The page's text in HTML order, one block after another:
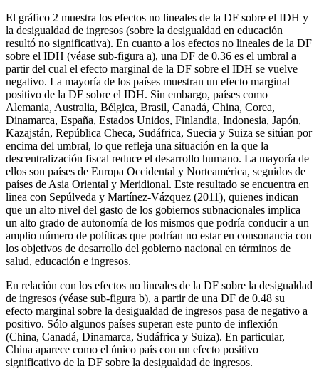
El gráfico 2 muestra los efectos no lineales de la DF sobre el IDH y
la desigualdad de ingresos (sobre la desigualdad en educación
resultó no significativa). En cuanto a los efectos no lineales de la DF
sobre el IDH (véase sub-figura a), una DF de 0.36 es el umbral a
partir del cual el efecto marginal de la DF sobre el IDH se vuelve
negativo. La mayoría de los países muestran un efecto marginal
positivo de la DF sobre el IDH. Sin embargo, países como
Alemania, Australia, Bélgica, Brasil, Canadá, China, Corea,
Dinamarca, España, Estados Unidos, Finlandia, Indonesia, Japón,
Kazajstán, República Checa, Sudáfrica, Suecia y Suiza se sitúan por
encima del umbral, lo que refleja una situación en la que la
descentralización fiscal reduce el desarrollo humano. La mayoría de
ellos son países de Europa Occidental y Norteamérica, seguidos de
países de Asia Oriental y Meridional. Este resultado se encuentra en
linea con Sepúlveda y Martínez-Vázquez (2011), quienes indican
que un alto nivel del gasto de los gobiernos subnacionales implica
un alto grado de autonomía de los mismos que podría conducir a un
amplio número de políticas que podrían no estar en consonancia con
los objetivos de desarrollo del gobierno nacional en términos de
salud, educación e ingresos.
En relación con los efectos no lineales de la DF sobre la desigualdad
de ingresos (véase sub-figura b), a partir de una DF de 0.48 su
efecto marginal sobre la desigualdad de ingresos pasa de negativo a
positivo. Sólo algunos países superan este punto de inflexión
(China, Canadá, Dinamarca, Sudáfrica y Suiza). En particular,
China aparece como el único país con un efecto positivo
significativo de la DF sobre la desigualdad de ingresos.